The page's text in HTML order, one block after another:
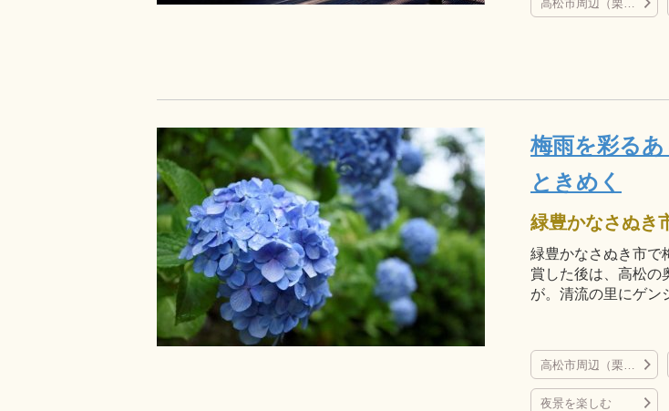
高松市周辺（栗林公園、屋島、直島など）
梅雨を彩る
ときめく
緑豊かなさぬき市で
賞した後は、高松の
が。清流の里にゲン
高松市周辺（栗林公園、屋島、直島など）
夜景を楽しむ